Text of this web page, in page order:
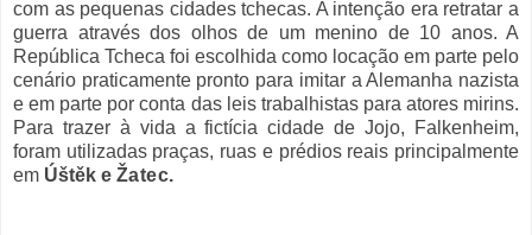
com as pequenas cidades tchecas. A intenção era retratar a
guerra através dos olhos de um menino de 10 anos. A
República Tcheca foi escolhida como locação em parte pelo
cenário praticamente pronto para imitar a Alemanha nazista
e em parte por conta das leis trabalhistas para atores mirins.
Para trazer à vida a fictícia cidade de Jojo,
Falkenheim,
foram utilizadas praças, ruas e prédios reais principalmente
em Úštěk e Žatec.